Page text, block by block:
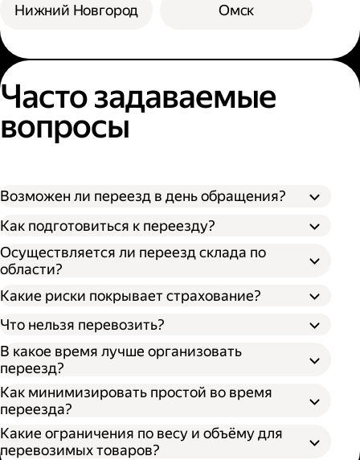
Нижний Новгород Омск
Часто задаваемые
вопросы
Возможен ли переезд в день обращения?
Как подготовиться к переезду?
Осуществляется ли переезд склада по
области?
Какие риски покрывает страхование?
Что нельзя перевозить?
В какое время лучше организовать
переезд?
Как минимизировать простой во время
переезда?
Какие ограничения по весу и объёму для
перевозимых товаров?